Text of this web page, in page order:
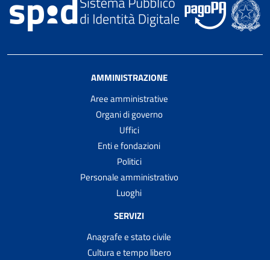
AMMINISTRAZIONE
Aree amministrative
Organi di governo
Uffici
Enti e fondazioni
Politici
Personale amministrativo
Luoghi
SERVIZI
Anagrafe e stato civile
Cultura e tempo libero